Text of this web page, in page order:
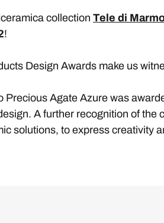
collection Tele di
!
Design Awards make us
Precious Agate Azure was
A further recognition of the
solutions, to express creativity